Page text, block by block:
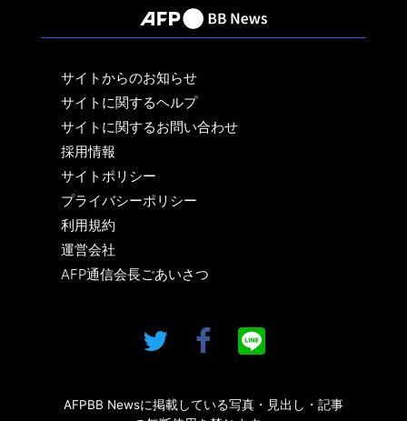
サイトからのお知らせ
サイトに関するヘルプ
サイトに関するお問い合わせ
採用情報
サイトポリシー
プライバシーポリシー
利用規約
運営会社
AFP通信会長ごあいさつ
AFPBB Newsに掲載している写真・見出し・記事